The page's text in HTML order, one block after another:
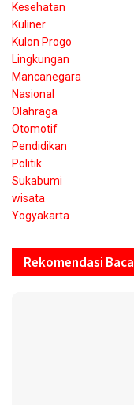
Kesehatan
Kuliner
Kulon Progo
Lingkungan
Mancanegara
Nasional
Olahraga
Otomotif
Pendidikan
Politik
Sukabumi
wisata
Yogyakarta
Rekomendasi Baca